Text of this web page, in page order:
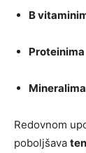
B
Proteinima
Mineralima
Redovnom
poboljšava ten